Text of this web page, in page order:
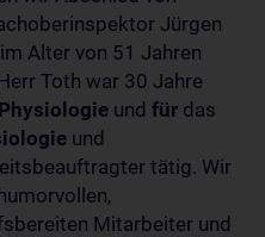
Jürgen
Alter von 51 Jahren
Toth war 30 Jahre
Physiologie und für das
und
tätig. Wir
Mitarbeiter und